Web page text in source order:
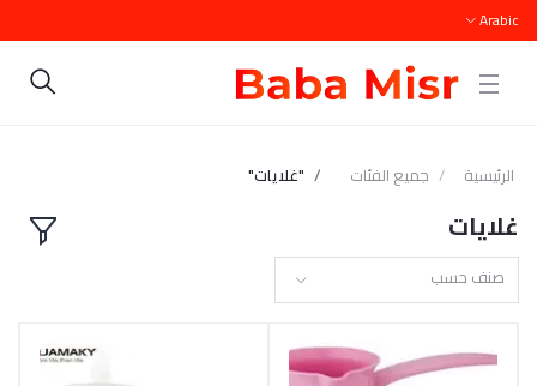
Arabic
الرئيسية جميع الفئات "غلايات"
غلايات
صنف حسب